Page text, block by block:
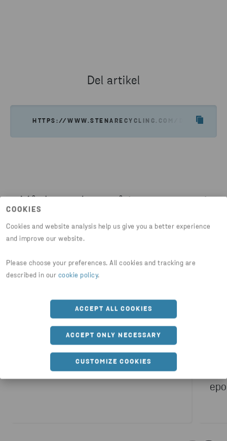
COOKIES
Cookies and website analysis help us give you a better experience
and improve our website.
Please choose your preferences. All cookies and tracking are
described in our cookie policy.
ACCEPT ALL COOKIES
ACCEPT ONLY NECESSARY
CUSTOMIZE COOKIES
Del artikel
HTTPS://WWW.STENARECYCLING.COM/DA/
Måske er du også interesseret i
Aluminium tilbage i kredsløbet